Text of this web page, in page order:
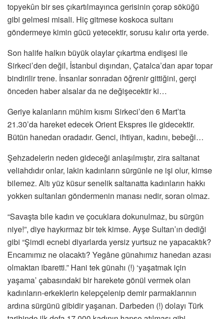
topyekûn bir ses çıkartılmayınca gerisinin çorap söküğü
gibi gelmesi misali. Hiç gitmese koskoca sultanı
göndermeye kimin gücü yetecektir, sorusu kalır orta yerde.
Son halife halkın büyük olaylar çıkartma endişesi ile
Sirkeci’den değil, İstanbul dışından, Çatalca’dan apar topar
bindirilir trene. İnsanlar sonradan öğrenir gittiğini, gerçi
önceden haber alsalar da ne değişecektir ki…
Geriye kalanların mühim kısmı Sirkeci’den 6 Mart’ta
21.30’da hareket edecek Orient Ekspres ile gidecektir.
Bütün hanedan oradadır. Genci, ihtiyarı, kadını, bebeği…
Şehzadelerin neden gideceği anlaşılmıştır, zira saltanat
veliahdıdır onlar, lakin kadınların sürgünle ne işi olur, kimse
bilemez. Altı yüz küsur senelik saltanatta kadınların hakkı
yokken sultanları göndermenin manası nedir, soran olmaz.
“Savaşta bile kadın ve çocuklara dokunulmaz, bu sürgün
niye!”, diye haykırmaz bir tek kimse. Ayşe Sultan’ın dediği
gibi “Şimdi ecnebi diyarlarda yersiz yurtsuz ne yapacaktık?
Encamımız ne olacaktı? Yegâne günahımız hanedan azası
olmaktan ibaretti.” Hani tek günahı (!) ‘yaşatmak için
yaşama’ çabasındaki bir harekete gönül vermek olan
kadınların-erkeklerin kelepçelenip demir parmaklarının
ardına sürgünü gibidir yaşanan. Darbeden (!) dolayı Türk